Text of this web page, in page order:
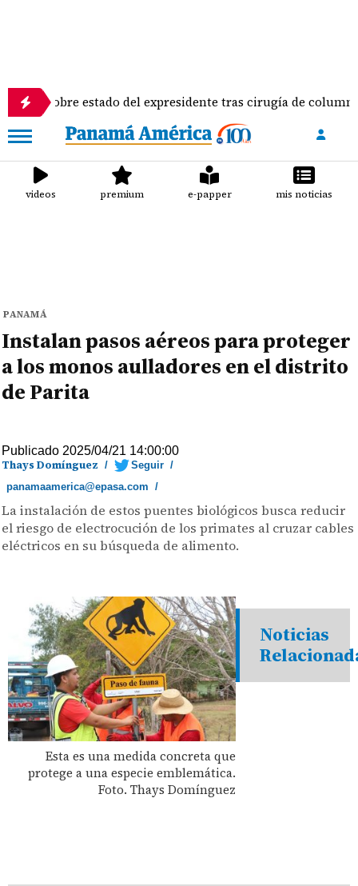
estado del expresidente tras cirugía de columna
videos premium e-papper mis noticias
PANAMÁ
Instalan pasos aéreos para proteger
a los monos aulladores en el distrito
de Parita
Publicado 2025/04/21 14:00:00
Thays Domínguez / Seguir /
panamaamerica@epasa.com /
La instalación de estos puentes biológicos busca reducir
el riesgo de electrocución de los primates al cruzar cables
eléctricos en su búsqueda de alimento.
Esta es una medida concreta que
protege a una especie emblemática.
Foto. Thays Domínguez
Noticias